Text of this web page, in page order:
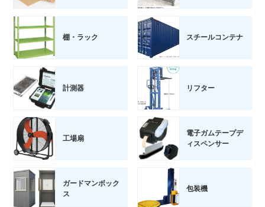
棚・ラック スチールコンテナ
計測器 リフター
工場扇
電子ガムテープデ
ィスペンサー
ガードマンボック
ス
包装機